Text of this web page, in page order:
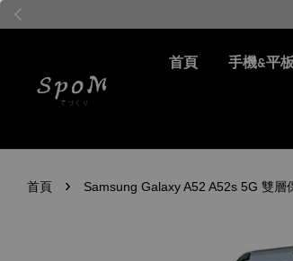
首頁 手機&平
首頁 › Samsung Galaxy A52 A52s 5G 雙